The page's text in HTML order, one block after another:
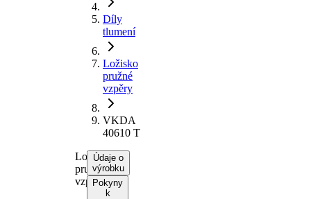
Díly
tlumení
Ložisko
pružné
vzpěry
VKDA
40610 T
Ložisko
pružné
vzpěry
Údaje o
výrobku
Pokyny
k